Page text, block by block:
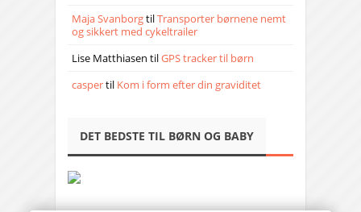
Maja SvanborgtilTransporter børnene nemt
og sikkert med cykeltrailer
Lise Matthiasen tilGPS tracker til børn
caspertil Kom i form efter din graviditet
DET BEDSTE TIL BØRN OG BABY